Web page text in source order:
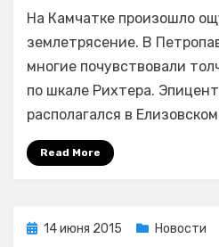
На Камчатке произошло
землетрясение. В
многие почувствовали
по шкале Рихтера.
располагался в
Read More
Posted
14 июня 2015 Новости